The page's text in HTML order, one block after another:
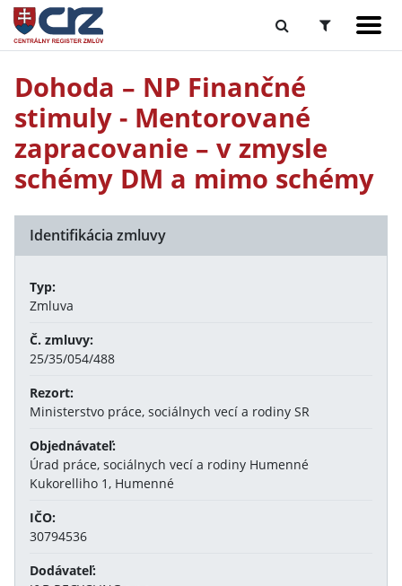
Dohoda – NP Finančné
stimuly - Mentorované
zapracovanie – v zmysle
schémy DM a mimo schémy
Identifikácia zmluvy
Typ:
Zmluva
Č. zmluvy:
25/35/054/488
Rezort:
Ministerstvo práce, sociálnych vecí a rodiny SR
Objednávateľ:
Úrad práce, sociálnych vecí a rodiny Humenné
Kukorelliho 1, Humenné
IČO:
30794536
Dodávateľ: